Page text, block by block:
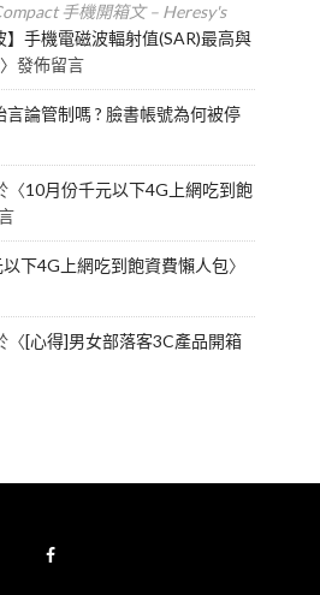
手機開箱文 – Heresy's
】手機電磁波輻射值(SAR)最高與
〉發佈留言
言論管制嗎 ? 臉書帳號為何被停
〈10月份千元以下4G上網吃到飽
下4G上網吃到飽資費懶人包〉
〈[心得]男女部落客3C產品開箱